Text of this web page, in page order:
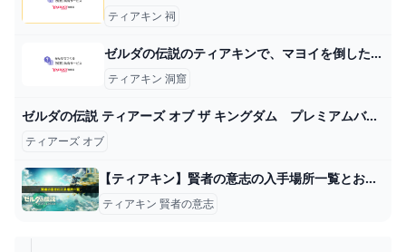
ティアキン 祠
ゼルダの伝説のティアキンで、マヨイを倒した後の洞窟にルミーが湧くことはあります... - Yahoo!知恵袋
ティアキン 洞窟
ゼルダの伝説 ティアーズ オブ ザ キングダム プレミアムバニティポーチ｜セガプラザ
ティアーズ オブ
【ティアキン】賢者の意志の入手場所一覧とおすすめ使い道｜誰に使うべき？ ワイトのゲーム案内所
ティアキン 賢者の意志